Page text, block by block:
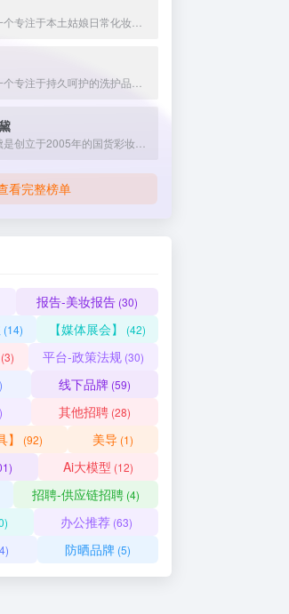
看完整榜单
报告-美妆报告 (30)
(14) 【媒体展会】 (42)
(3) 平台-政策法规 (30)
线下品牌(59)
其他招聘(28)
】 (92) 美导 (1)
Ai大模型 (12)
招聘-供应链招聘(4)
办公推荐(63)
防晒品牌(5)